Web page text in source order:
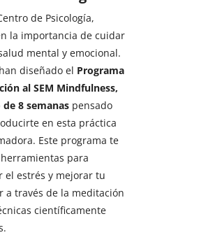
de Psicología,
la importancia de cuidar
mental y emocional.
diseñado el Programa
al SEM Mindfulness,
8 semanaspensado
en esta práctica
Este programa te
para
el estrés y mejorar tu
a través de la meditación
científicamente